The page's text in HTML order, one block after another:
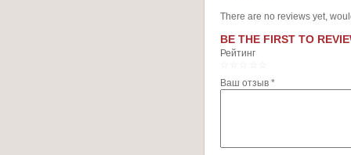
There are no reviews yet,
BE THE FIRST TO
Рейтинг
Ваш отзыв *